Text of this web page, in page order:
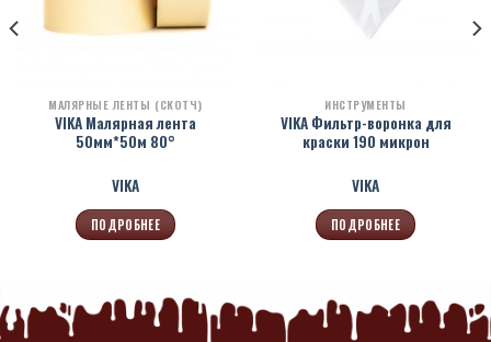
МАЛЯРНЫЕ ЛЕНТЫ (СКОТЧ)
VIKA Малярная лента
50мм*50м 80°
VIKA
ПОДРОБНЕЕ
ИНСТРУМЕНТЫ
VIKA Фильтр-воронка для
краски 190 микрон
VIKA
ПОДРОБНЕЕ